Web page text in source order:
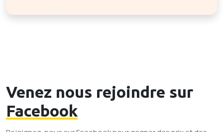
Venez nous rejoindre sur
Facebook